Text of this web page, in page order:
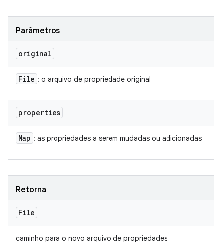
Parâmetros
original
File : o arquivo de propriedade original
properties
Map : as propriedades a serem mudadas ou adicionadas
Retorna
File
caminho para o novo arquivo de propriedades